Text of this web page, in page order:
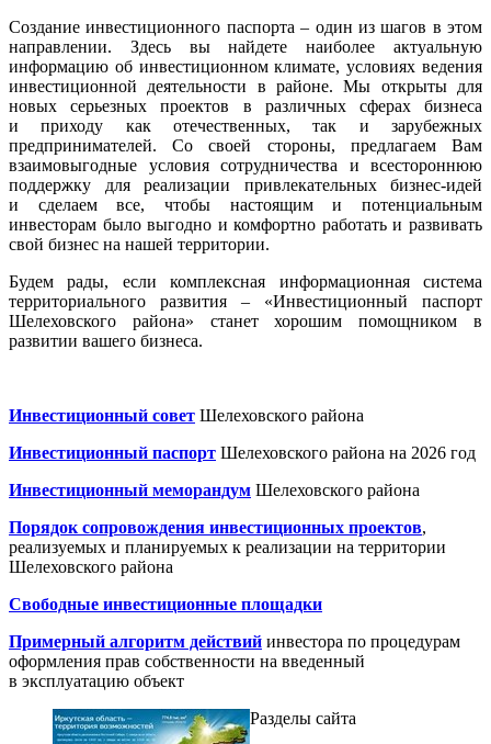
Создание инвестиционного паспорта – один из шагов в этом
направлении. Здесь вы найдете наиболее актуальную
информацию об инвестиционном климате, условиях ведения
инвестиционной деятельности в районе. Мы открыты для
новых серьезных проектов в различных сферах бизнеса
и приходу как отечественных, так и зарубежных
предпринимателей. Со своей стороны, предлагаем Вам
взаимовыгодные условия сотрудничества и всестороннюю
поддержку для реализации привлекательных бизнес-идей
и сделаем все, чтобы настоящим и потенциальным
инвесторам было выгодно и комфортно работать и развивать
свой бизнес на нашей территории.
Будем рады, если комплексная информационная система
территориального развития – «Инвестиционный паспорт
Шелеховского района» станет хорошим помощником в
развитии вашего бизнеса.
Инвестиционный совет Шелеховского района
Инвестиционный паспорт Шелеховского района на 2026 год
Инвестиционный меморандум Шелеховского района
Порядок сопровождения инвестиционных проектов,
реализуемых и планируемых к реализации на территории
Шелеховского района
Свободные инвестиционные площадки
Примерный алгоритм действий инвестора по процедурам
оформления прав собственности на введенный
в эксплуатацию объект
Разделы сайта